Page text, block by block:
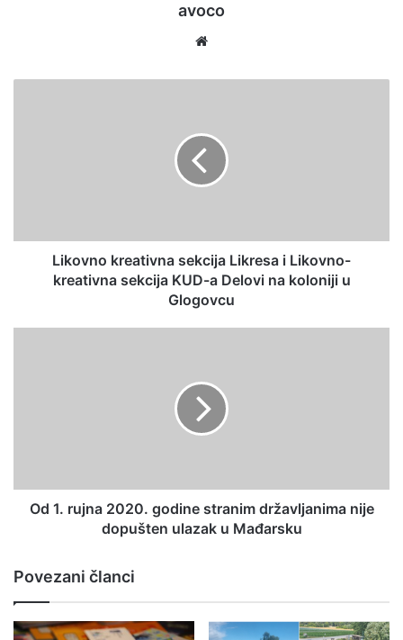
avoco
Likovno kreativna sekcija Likresa i Likovno-
kreativna sekcija KUD-a Delovi na koloniji u
Glogovcu
Od 1. rujna 2020. godine stranim državljanima nije
dopušten ulazak u Mađarsku
Povezani članci